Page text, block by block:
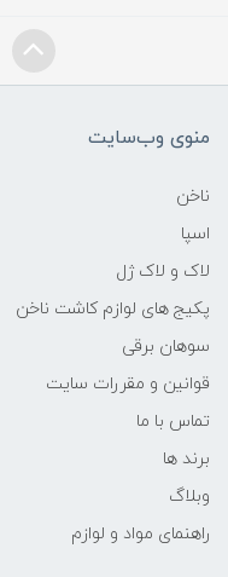
منوی وب‌سایت
ناخن
اسپا
لاک و لاک ژل
پکیج های لوازم کاشت ناخن
سوهان برقی
قوانین و مقررات سایت
تماس با ما
برند ها
وبلاگ
راهنمای مواد و لوازم